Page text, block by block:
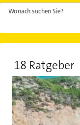
Wonach suchen Sie?
18 Ratgeber
Investieren in